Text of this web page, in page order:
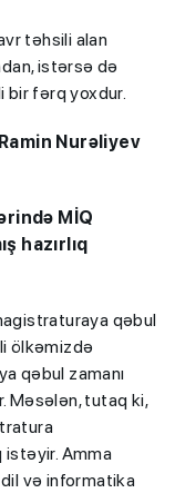
təhsili alan
istərsə də
bir fərq yoxdur.
Ramin Nurəliyev
MİQ
hazırlıq
qəbul
ölkəmizdə
qəbul zamanı
Məsələn, tutaq ki,
Amma
və informatika